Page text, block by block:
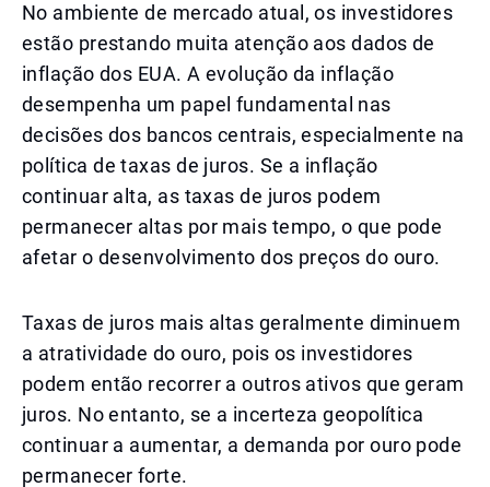
No ambiente de mercado atual, os investidores
estão prestando muita atenção aos dados de
inflação dos EUA. A evolução da inflação
desempenha um papel fundamental nas
decisões dos bancos centrais, especialmente na
política de taxas de juros. Se a inflação
continuar alta, as taxas de juros podem
permanecer altas por mais tempo, o que pode
afetar o desenvolvimento dos preços do ouro.
Taxas de juros mais altas geralmente diminuem
a atratividade do ouro, pois os investidores
podem então recorrer a outros ativos que geram
juros. No entanto, se a incerteza geopolítica
continuar a aumentar, a demanda por ouro pode
permanecer forte.